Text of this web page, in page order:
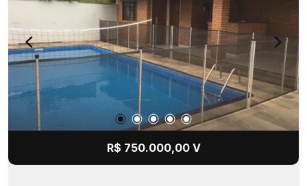
referência `Imagem Diagnósticos`
R$ 750.000,00 V